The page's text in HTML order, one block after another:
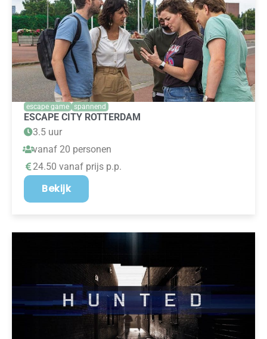
escape game spannend
ESCAPE CITY ROTTERDAM
3.5 uur
vanaf 20 personen
24.50 vanaf prijs p.p.
Bekijk